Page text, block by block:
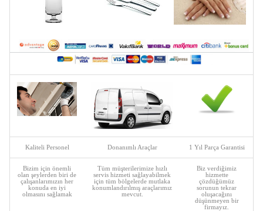
Kaliteli Personel Donanımlı Araçlar 1 Yıl Parça Garantisi
Bizim için önemli
olan şeylerden biri de
çalışanlarımızın her
konuda en iyi
olmasını sağlamak
Tüm müşterilerimize hızlı
servis hizmeti sağlayabilmek
için tüm bölgelerde mutlaka
konumlandırılmış araçlarımız
mevcut.
Biz verdiğimiz
hizmette
çözdüğümüz
sorunun tekrar
oluşacağını
düşünmeyen bir
firmayız.